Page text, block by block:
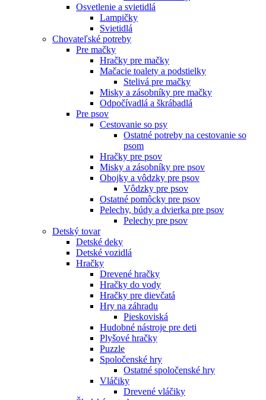
Osvetlenie a svietidlá
Lampičky
Svietidlá
Chovateľské potreby
Pre mačky
Hračky pre mačky
Mačacie toalety a podstielky
Stelivá pre mačky
Misky a zásobníky pre mačky
Odpočívadlá a škrábadlá
Pre psov
Cestovanie so psy
Ostatné potreby na cestovanie so
psom
Hračky pre psov
Misky a zásobníky pre psov
Obojky a vôdzky pre psov
Vôdzky pre psov
Ostatné pomôcky pre psov
Pelechy, búdy a dvierka pre psov
Pelechy pre psov
Detský tovar
Detské deky
Detské vozidlá
Hračky
Drevené hračky
Hračky do vody
Hračky pre dievčatá
Hry na záhradu
Pieskoviská
Hudobné nástroje pre deti
Plyšové hračky
Puzzle
Spoločenské hry
Ostatné spoločenské hry
Vláčiky
Drevené vláčiky